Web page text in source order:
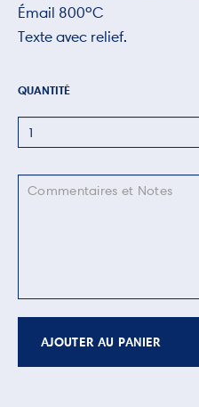
Émail 800ºC
Texte avec relief.
QUANTITÉ
AJOUTER AU PANIER